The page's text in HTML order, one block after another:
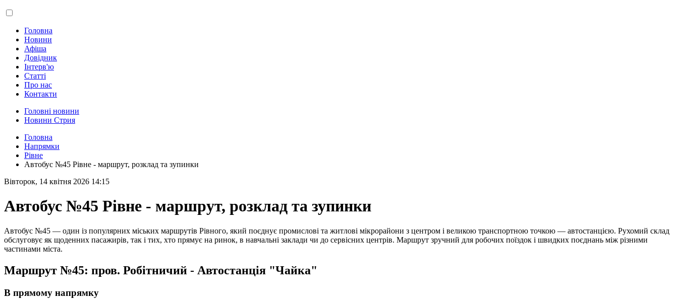
Головна
Новини
Афіша
Довідник
Інтерв'ю
Статті
Про нас
Контакти
Головні новини
Новини Стрия
Головна
Напрямки
Рівне
Автобус №45 Рівне - маршрут, розклад та зупинки
Вівторок, 14 квітня 2026 14:15
Автобус №45 Рівне - маршрут, розклад та зупинки
Автобус №45 — один із популярних міських маршрутів Рівного, який поєднує промислові та житлові мікрорайони з центром і великою транспортною точкою — автостанцією. Рухомий склад
обслуговує як щоденних пасажирів, так і тих, хто прямує на ринок, в навчальні заклади чи до сервісних центрів. Маршрут зручний для робочих поїздок і швидких поєднань між різними
частинами міста.
Маршрут №45: пров. Робітничий - Автостанція "Чайка"
В прямому напрямку